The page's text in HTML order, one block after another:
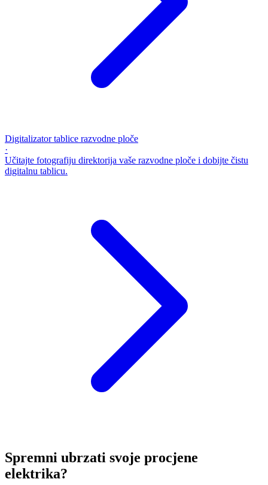
Digitalizator tablice razvodne ploče
·
Učitajte fotografiju direktorija vaše razvodne ploče i dobijte čistu
digitalnu tablicu.
Spremni ubrzati svoje procjene
elektrika?